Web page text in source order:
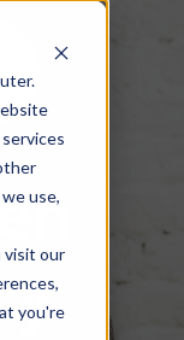
use,
visit our
you're
y